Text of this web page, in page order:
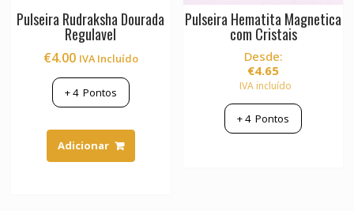
Pulseira Rudraksha Dourada
Regulavel
€4.00 IVA Incluído
+4Pontos
Adicionar
Pulseira Hematita Magnetica
com Cristais
Desde:
€4.65
IVA incluído
+4Pontos